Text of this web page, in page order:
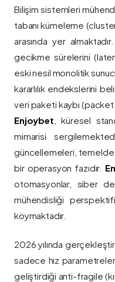
Bilişim sistemleri
tabanı kümeleme
arasında yer
gecikme sürelerini
eski nesil monolitik
kararlılık endekslerini
veri paketi kaybı
Enjoybet , küresel
mimarisi
güncellemeleri, temelde
bir operasyon fazıdır.
otomasyonlar, siber
mühendisliği
koymaktadır.
2026 yılında
sadece hız
geliştirdiği anti-fragile